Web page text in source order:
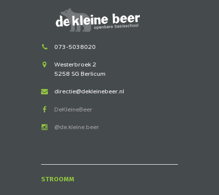
073-5038020
Westerbroek 2
5258 SG Berlicum
directie@dekleinebeer.nl
DeKleineBeer
@de.kleine.beer
STROOMM